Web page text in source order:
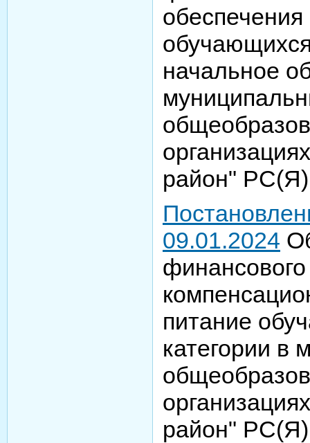
начальное
район"
09.01.2024
питание
категории в
район"